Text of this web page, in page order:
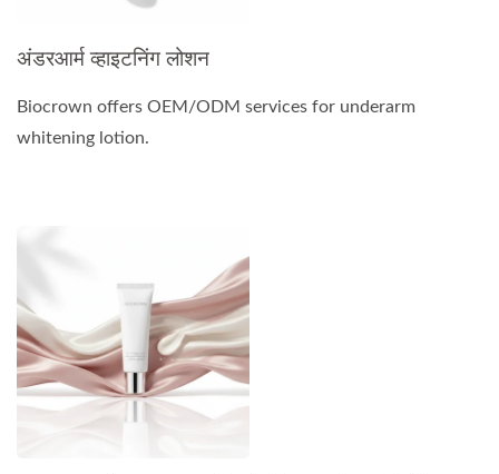
अंडरआर्म व्हाइटनिंग लोशन
Biocrown offers OEM/ODM services for underarm
whitening lotion.